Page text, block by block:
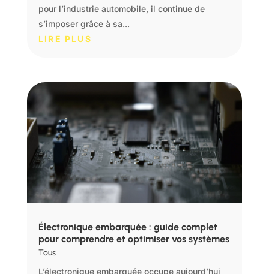
pour l’industrie automobile, il continue de
s’imposer grâce à sa...
LIRE PLUS
Électronique embarquée : guide complet
pour comprendre et optimiser vos systèmes
Tous
L’électronique embarquée occupe aujourd’hui